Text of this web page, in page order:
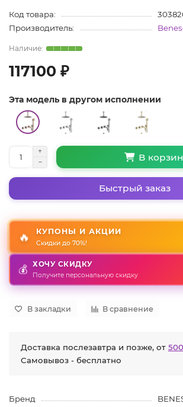
Код товара:
Производитель:
117100 ₽
Эта модель в другом исполнении
В
Быстрый заказ
🔥 КУПОНЫ И АКЦИИ
Скидки до 70%!
💰 ХОЧУ СКИДКУ
Получите персональную скидку
В закладки В сравнение
Доставка послезавтра и позже, от
Самовывоз - бесплатно
Бренд